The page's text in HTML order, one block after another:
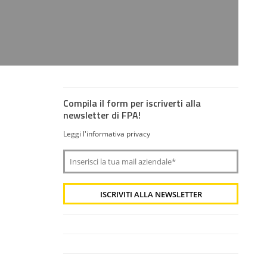
Compila il form per iscriverti alla
newsletter di FPA!
Leggi l'informativa privacy